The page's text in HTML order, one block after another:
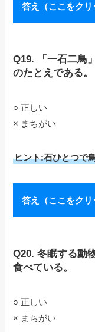
答え（ここをクリ
Q19. 「一石二鳥
のたとえである。
○ 正しい
× まちがい
ヒント:石ひとつで
答え（ここをクリ
Q20. 冬眠する動
食べている。
○ 正しい
× まちがい